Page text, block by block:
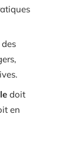
doit
en